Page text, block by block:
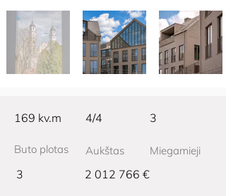
169 kv.m 4/4 3
Buto plotas
3
Aukštas Miegamieji
2 012 766 €